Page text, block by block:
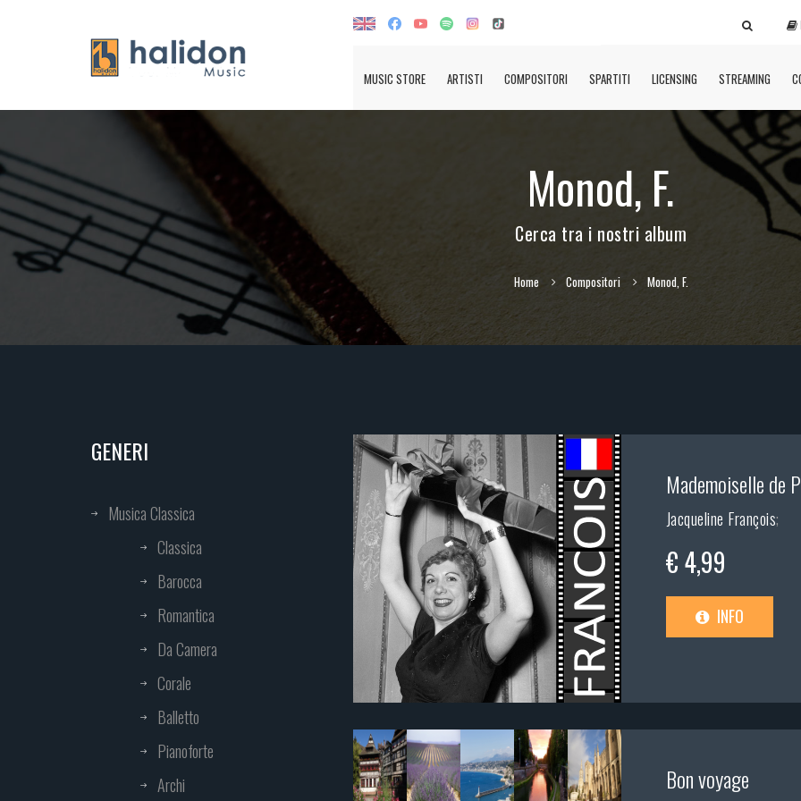
MUSIC STORE ARTISTI COMPOSITORI SPARTITI LICENSING STREAMING
Monod, F.
Cerca tra i nostri album
Home Compositori Monod, F.
GENERI
Musica Classica
Classica
Barocca
Romantica
Da Camera
Corale
Balletto
Pianoforte
Archi
Mademoiselle de
Jacqueline François;
€ 4,99
INFO
Bon voyage